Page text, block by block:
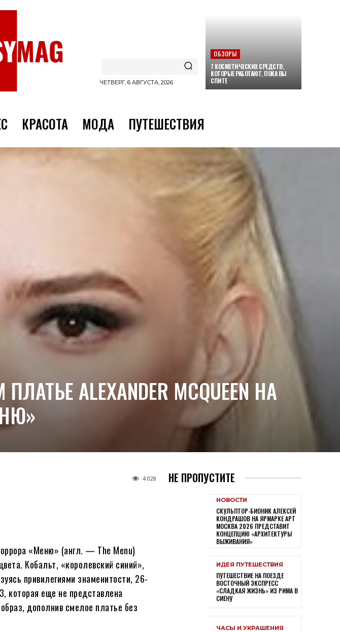
ЧЕТВЕРГ, 6 АВГУСТА, 2026
ОБЗОРЫ
7 КОСМЕТИЧЕСКИХ СРЕДСТВ,
КОТОРЫЕ РАБОТАЮТ, ПОКА ВЫ
СПИТЕ
КРАСОТА МОДА ПУТЕШЕСТВИЯ
ALEXANDER MCQUEEN НА
4 028
«Меню» (англ. — The Menu)
Кобальт, «королевский синий»,
привилегиями знаменитости, 26-
которая еще не представлена
дополнив смелое платье без
НЕ ПРОПУСТИТЕ
НОВОСТИ
СКУЛЬПТОР-БИОНИК АЛЕКСЕЙ
КОНДРАШОВ НА ЯРМАРКЕ АРТ
МОСКВА 2026 ПРЕДСТАВИТ
КОНЦЕПЦИЮ «АРХИТЕКТУРЫ
ВЫЖИВАНИЯ»
ИДЕЯ ПУТЕШЕСТВИЯ
ПУТЕШЕСТВИЕ НА ПОЕЗДЕ
ВОСТОЧНЫЙ ЭКСПРЕСС
«СЛАДКАЯ ЖИЗНЬ» ИЗ РИМА В
СИЕНУ
ЧАСЫ И УКРАШЕНИЯ